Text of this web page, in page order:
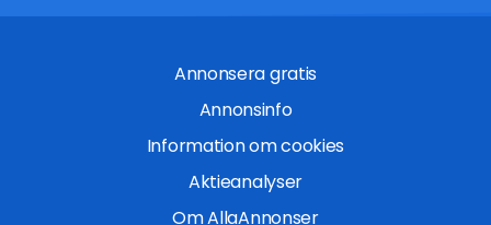
Annonsera gratis
Annonsinfo
Information om cookies
Aktieanalyser
Om AllaAnnonser